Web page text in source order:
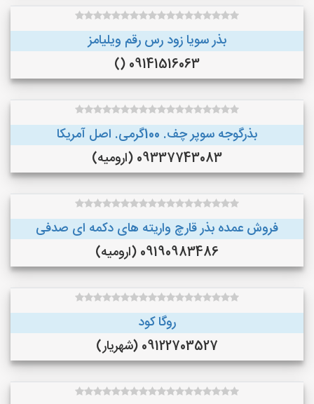
بذر سویا زود رس رقم ویلیامز
09141516063 ()
بذرگوجه‌ سوپر چف. 100گرمی. اصل آمریکا
09337743083 (ارومیه)
فروش عمده بذر قارچ واریته های دکمه ای صدفی
09190983486 (ارومیه)
روگا کود
09122703527 (شهریار)